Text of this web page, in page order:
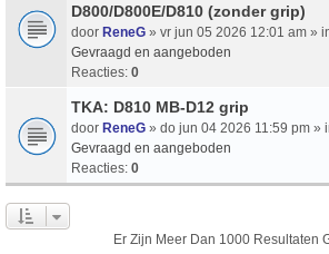
D800/D800E/D810 (zonder grip)
door ReneG » vr jun 05 2026 12:01 am »
Gevraagd en aangeboden
Reacties: 0
TKA: D810 MB-D12 grip
door ReneG » do jun 04 2026 11:59 pm »
Gevraagd en aangeboden
Reacties: 0
Er Zijn Meer Dan 1000 Resultaten